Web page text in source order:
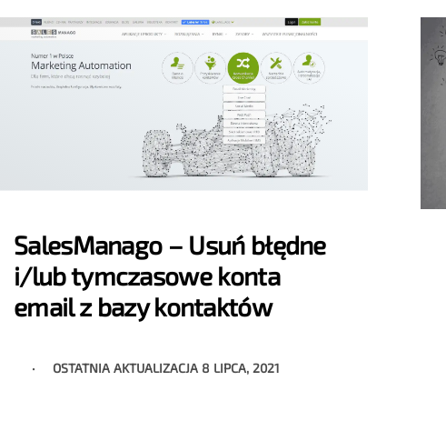
SalesManago – Usuń błędne
i/lub tymczasowe konta
email z bazy kontaktów
OSTATNIA AKTUALIZACJA 8 LIPCA, 2021